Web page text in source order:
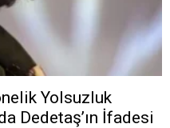
Yolsuzluk
Dedetaş’ın İfadesi